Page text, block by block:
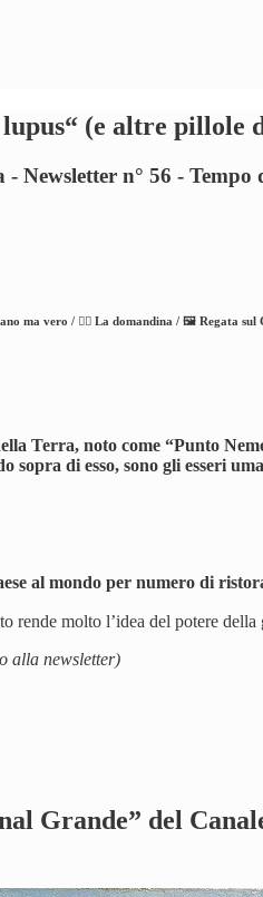
(e altre pillole
Newsletter n° 56 -
ma vero / 🕵️‍♂️ La domandina / 🖼️ Regata sul
Terra, noto come “Punto
sopra di esso, sono gli esseri
al mondo per numero di
rende molto l’idea del potere
alla newsletter)
Grande” del